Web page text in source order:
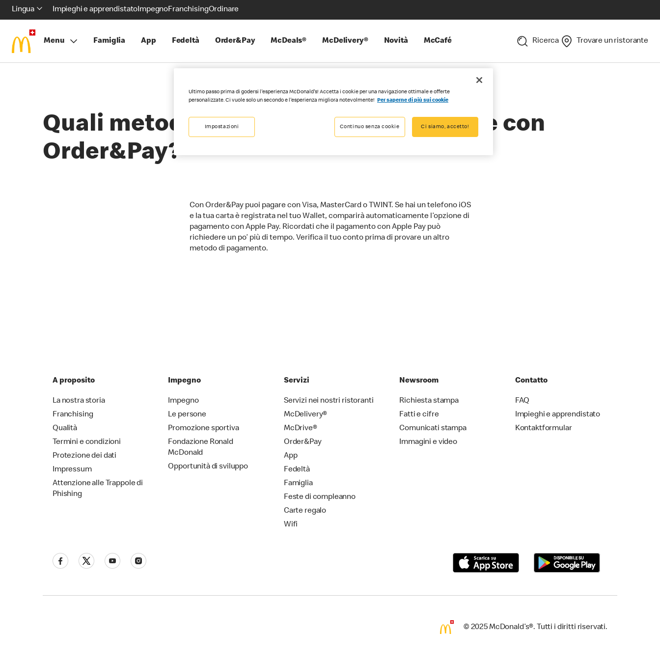
Lingua Impieghi e apprendistatoImpegnoFranchisingOrdinare
Menu Famiglia App Fedeltà Order&Pay McDeals® McDelivery® Novità McCafé Ricerca Trovare un ristorante
Quali metodi di pagamento posso usare con
Order&Pay?
Con Order&Pay puoi pagare con Visa, MasterCard o TWINT. Se hai un telefono iOS
e la tua carta è registrata nel tuo Wallet, comparirà automaticamente l’opzione di
pagamento con Apple Pay. Ricordati che il pagamento con Apple Pay può
richiedere un po’ più di tempo. Verifica il tuo conto prima di provare un altro
metodo di pagamento.
A proposito
La nostra storia
Franchising
Qualità
Termini e condizioni
Protezione dei dati
Impressum
Attenzione alle Trappole di
Phishing
Impegno
Impegno
Le persone
Promozione sportiva
Fondazione Ronald
McDonald
Opportunità di sviluppo
Servizi
Servizi nei nostri ristoranti
McDelivery®
McDrive®
Order&Pay
App
Fedeltà
Famiglia
Feste di compleanno
Carte regalo
Wifi
Newsroom
Richiesta stampa
Fatti e cifre
Comunicati stampa
Immagini e video
Contatto
FAQ
Impieghi e apprendistato
Kontaktformular
© 2025 McDonald’s®. Tutti i diritti riservati.
Ultimo passo prima di godersi l'esperienza McDonald's! Accetta i cookie per una navigazione ottimale e offerte
personalizzate. Ci vuole solo un secondo e l'esperienza migliora notevolmente!
Per saperne di più sui cookie
Impostazioni Continuo senza cookie Ci siamo, accetto!